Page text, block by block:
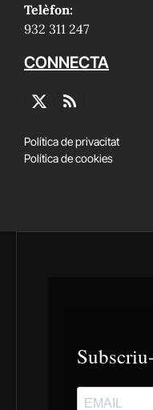
Telèfon:
932 311 247
CONNECTA
X
RSS
Política de privacitat
Política de cookies